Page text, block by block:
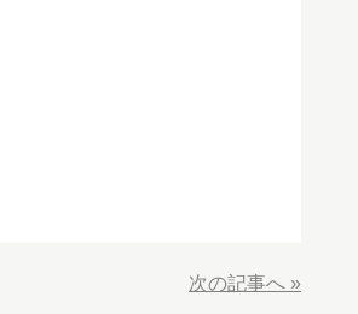
次の記事へ »